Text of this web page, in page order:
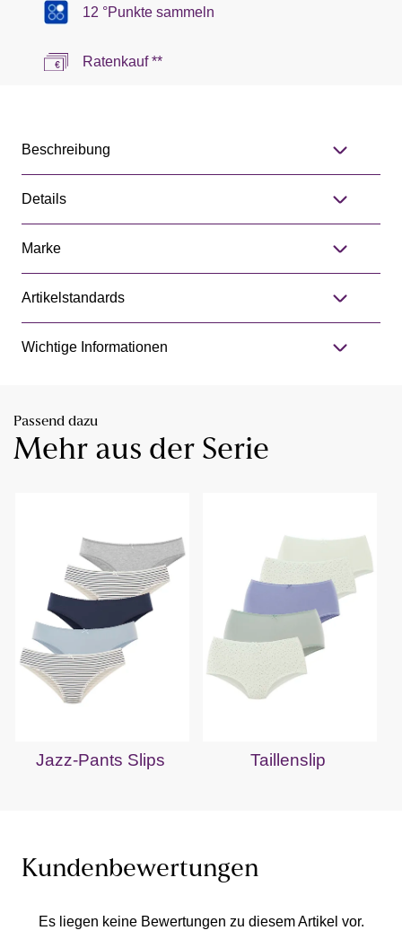
12 °Punkte sammeln
Ratenkauf **
Beschreibung
Details
Marke
Artikelstandards
Wichtige Informationen
Passend dazu
Mehr aus der Serie
Jazz-Pants Slips Taillenslip
Kundenbewertungen
Es liegen keine Bewertungen zu diesem Artikel vor.